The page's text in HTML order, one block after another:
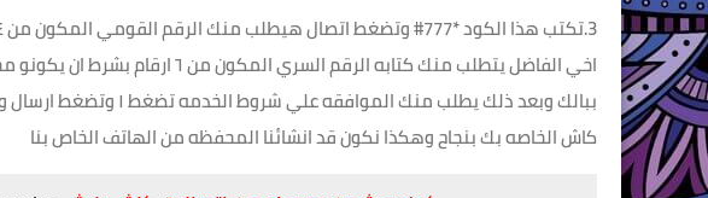
ببالك وبعد ذلك يطلب منك
كاش الخاصه بك بنجاح وهكذا نكون قد انشائنا المحفظه من الهاتف الخاص بنا